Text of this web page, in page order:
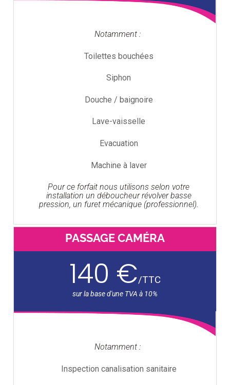
Notamment :
Toilettes bouchées
Siphon
Douche / baignoire
Lave-vaisselle
Evacuation
Machine à laver
Pour ce forfait nous utilisons selon votre
installation un déboucheur révolver basse
pression, un furet mécanique (professionnel).
PASSAGE CAMÉRA
140 €/TTC
Notamment :
Inspection canalisation sanitaire